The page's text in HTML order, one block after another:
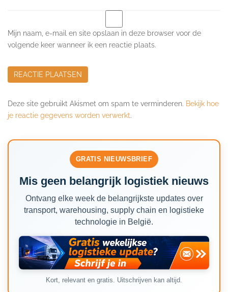
Mijn naam, e-mail en site opslaan in deze browser voor de
volgende keer wanneer ik een reactie plaats.
Deze site gebruikt Akismet om spam te verminderen. Bekijk hoe
je reactie gegevens worden verwerkt.
GRATIS NIEUWSBRIEF
Mis geen belangrijk logistiek nieuws
Ontvang elke week de belangrijkste updates over
transport, warehousing, supply chain en logistieke
technologie in België.
Kort, relevant en gratis. Uitschrijven kan altijd.